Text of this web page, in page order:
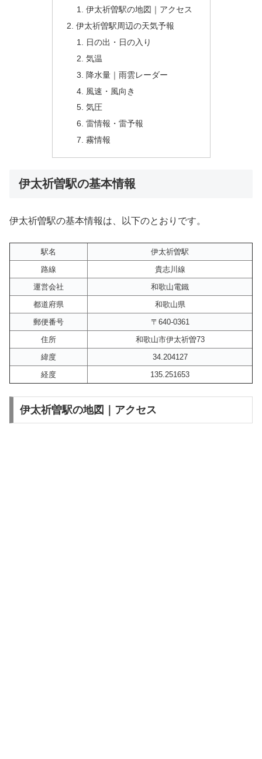
伊太祈曽駅の地図｜アクセス
伊太祈曽駅周辺の天気予報
日の出・日の入り
気温
降水量｜雨雲レーダー
風速・風向き
気圧
雷情報・雷予報
霧情報
伊太祈曽駅の基本情報
伊太祈曽駅の基本情報は、以下のとおりです。
駅名
伊太祈曽駅
路線
貴志川線
運営会社
和歌山電鐵
都道府県
和歌山県
郵便番号
〒640-0361
住所
和歌山市伊太祈曽73
緯度
34.204127
経度
135.251653
伊太祈曽駅の地図｜アクセス